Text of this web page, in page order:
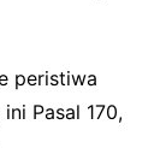
peristiwa
Pasal 170,